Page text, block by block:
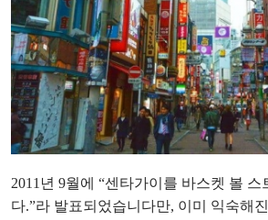
2011년 9월에 “센타가이를 바스켓 볼
다.”라 발표되었습니다만, 이미 익숙해